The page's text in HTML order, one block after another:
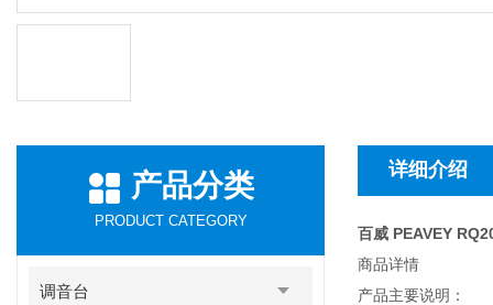
产品分类
PRODUCT CATEGORY
调音台
详细介绍
百威 PEAVEY
商品详情
产品主要说明：